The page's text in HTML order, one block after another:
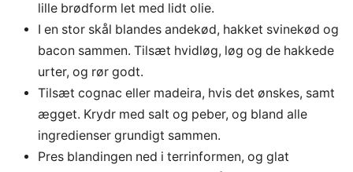
lille brødform let med lidt olie.
I en stor skål blandes andekød, hakket svinekød og
bacon sammen. Tilsæt hvidløg, løg og de hakkede
urter, og rør godt.
Tilsæt cognac eller madeira, hvis det ønskes, samt
ægget. Krydr med salt og peber, og bland alle
ingredienser grundigt sammen.
Pres blandingen ned i terrinformen, og glat